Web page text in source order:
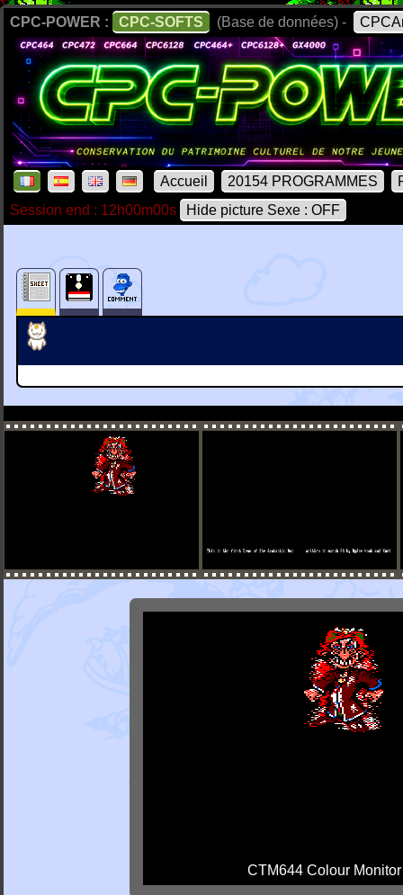
CPC-POWER : CPC-SOFTS (Base de données) -
Accueil 20154 PROGRAMMES
Session end : 12h00m00s
Hide picture Sexe : OFF
CTM644 Colour Monitor